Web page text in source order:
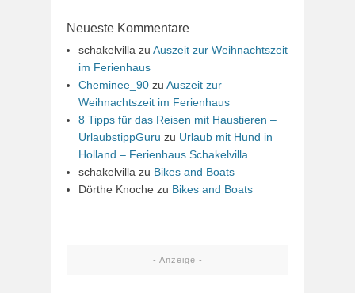
Neueste Kommentare
schakelvilla zu Auszeit zur Weihnachtszeit
im Ferienhaus
Cheminee_90 zu Auszeit zur
Weihnachtszeit im Ferienhaus
8 Tipps für das Reisen mit Haustieren –
UrlaubstippGuru zu Urlaub mit Hund in
Holland – Ferienhaus Schakelvilla
schakelvilla zu Bikes and Boats
Dörthe Knoche zu Bikes and Boats
- Anzeige -